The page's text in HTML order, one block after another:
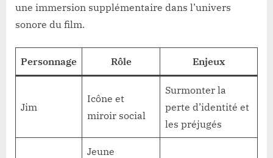
une immersion supplémentaire dans l’univers
sonore du film.
Personnage Rôle Enjeux
Jim
Icône et
miroir social
Surmonter la
perte d’identité et
les préjugés
Jeune